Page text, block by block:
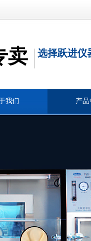
卖 选择跃进仪
我们 产